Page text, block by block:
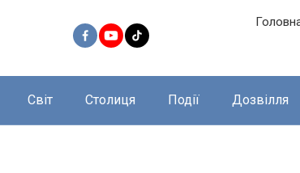
Світ Столиця Події Дозвілля